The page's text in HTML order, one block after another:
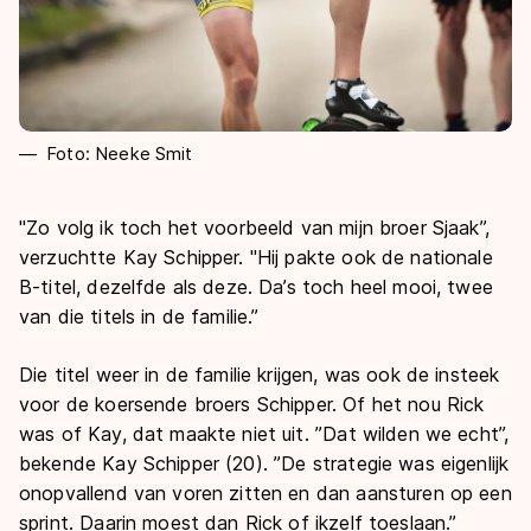
Foto: Neeke Smit
"Zo volg ik toch het voorbeeld van mijn broer Sjaak’’,
verzuchtte Kay Schipper. "Hij pakte ook de nationale
B-titel, dezelfde als deze. Da’s toch heel mooi, twee
van die titels in de familie.’’
Die titel weer in de familie krijgen, was ook de insteek
voor de koersende broers Schipper. Of het nou Rick
was of Kay, dat maakte niet uit. ’’Dat wilden we echt’’,
bekende Kay Schipper (20). ’’De strategie was eigenlijk
onopvallend van voren zitten en dan aansturen op een
sprint. Daarin moest dan Rick of ikzelf toeslaan.’’